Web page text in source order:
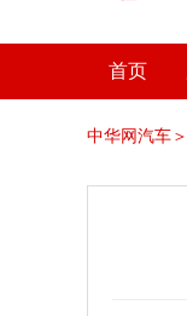
首页
中华网汽车＞